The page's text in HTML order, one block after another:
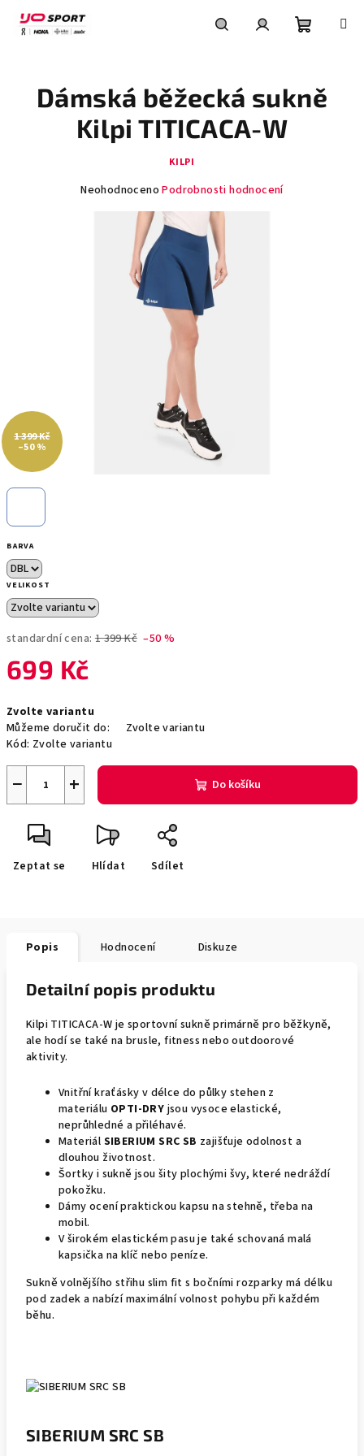
obsah
košík
BARVA
VELIKOST
standardní cena: 1 399 Kč –50 %
699 Kč
cena:
Zvolte variantu
Můžeme doručit do:
Zvolte variantu
Kód: Zvolte variantu
+
− Do košíku
Zeptat se Hlídat Sdílet
Dámská běžecká sukně
Kilpi TITICACA-W
KILPI
Průměrné
Neohodnoceno Podrobnosti hodnocení
1 399 Kč
–50 %
Popis Hodnocení Diskuze
Detailní popis produktu
Kilpi TITICACA-W je sportovní sukně primárně pro běžkyně,
ale hodí se také na brusle, fitness nebo outdoorové
aktivity.
Vnitřní kraťásky v délce do půlky stehen z
materiálu OPTI-DRYjsou vysoce elastické,
neprůhledné a přiléhavé.
Materiál SIBERIUM SRC SB zajišťuje odolnost a
dlouhou životnost.
Šortky i sukně jsou šity plochými švy, které nedráždí
pokožku.
Dámy ocení praktickou kapsu na stehně, třeba na
mobil.
V širokém elastickém pasu je také schovaná malá
kapsička na klíč nebo peníze.
Sukně volnějšího střihu slim fit s bočními rozparky má délku
pod zadek a nabízí maximální volnost pohybu při každém
běhu.
SIBERIUM SRC SB